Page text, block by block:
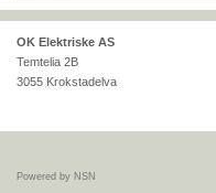
OK Elektriske AS
Temtelia 2B
3055 Krokstadelva
Powered by NSN